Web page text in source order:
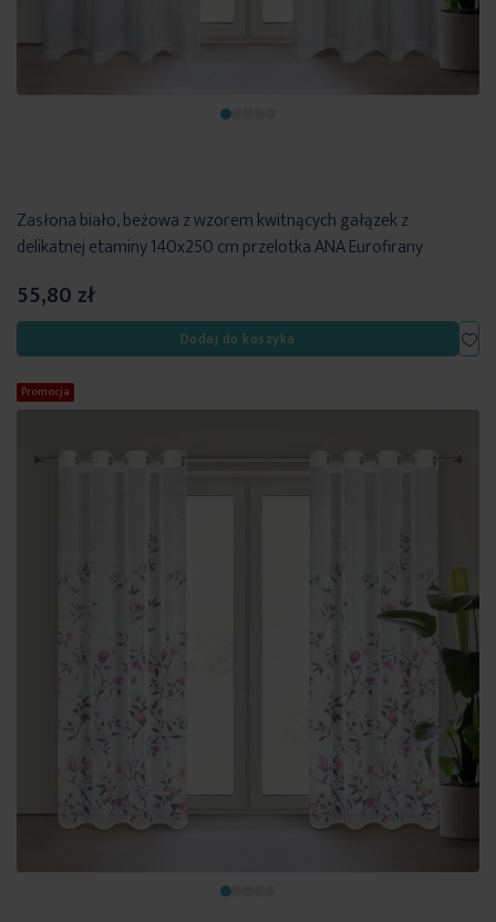
Zasłona biało, beżowa z wzorem kwitnących gałązek z
delikatnej etaminy 140x250 cm przelotka ANA Eurofirany
55,80 zł
Dodaj do koszyka
Promocja